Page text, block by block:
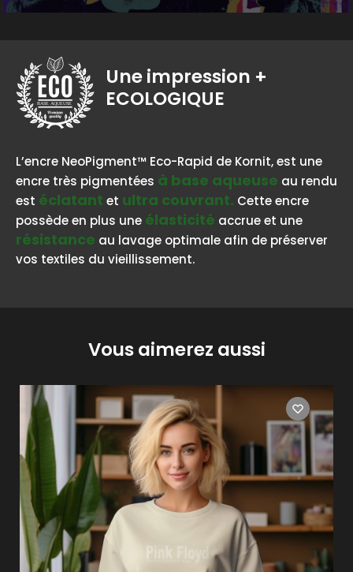
BASE AQUEUSE
Une impression +
ECOLOGIQUE
L’encre NeoPigment™ Eco-Rapid de Kornit, est une
encre très pigmentées à base aqueuse au rendu
est éclatant et ultra couvrant. Cette encre
possède en plus une élasticité accrue et une
résistance au lavage optimale afin de préserver
vos textiles du vieillissement.
Vous aimerez aussi